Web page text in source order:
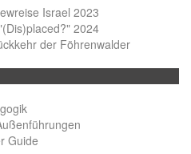
Israel 2023
2024
der Föhrenwalder
Guide